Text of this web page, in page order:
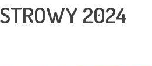
2024